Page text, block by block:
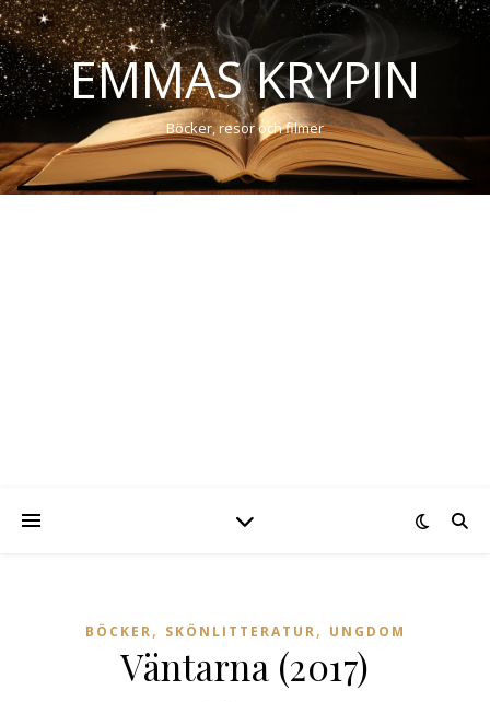
EMMAS KRYPIN
Böcker, resor och filmer
BÖCKER, SKÖNLITTERATUR, UNGDOM
Väntarna (2017)